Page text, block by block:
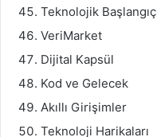
Teknolojik Başlangıç
VeriMarket
Dijital Kapsül
Kod ve Gelecek
Akıllı Girişimler
Teknoloji Harikaları